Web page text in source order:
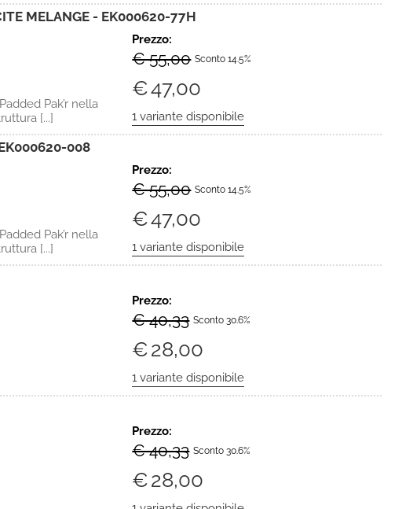
MELANGE - EK000620-77H
Pak’r nella
[...]
Prezzo:
€ 55,00 Sconto 14.5%
€47,00
008
Pak’r nella
[...]
Prezzo:
€ 55,00 Sconto 14.5%
€47,00
Prezzo:
€ 40,33 Sconto 30.6%
€28,00
Prezzo:
€ 40,33 Sconto 30.6%
€28,00